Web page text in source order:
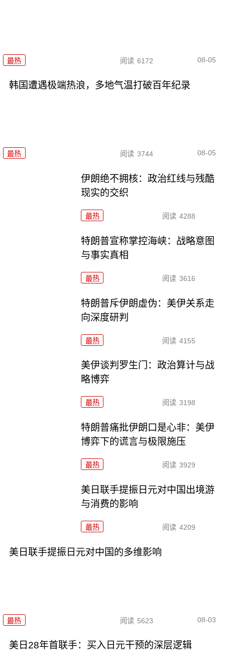
最热 阅读 6172 08-05
韩国遭遇极端热浪，多地气温打破百年纪录
最热 阅读 3744 08-05
伊朗绝不拥核：政治红线与残酷
现实的交织
最热 阅读 4288
特朗普宣称掌控海峡：战略意图
与事实真相
最热 阅读 3616
特朗普斥伊朗虚伪：美伊关系走
向深度研判
最热 阅读 4155
美伊谈判罗生门：政治算计与战
略博弈
最热 阅读 3198
特朗普痛批伊朗口是心非：美伊
博弈下的谎言与极限施压
最热 阅读 3929
美日联手提振日元对中国出境游
与消费的影响
最热 阅读 4209
美日联手提振日元对中国的多维影响
最热 阅读 5623 08-03
美日28年首联手：买入日元干预的深层逻辑